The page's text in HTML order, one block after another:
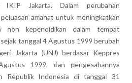
IKIP Jakarta. Dalam perubahan
amanat untuk meningkatkan
non kependidikan dalam tempat
tanggal 4 Agustus 1999 berubah
Jakarta (UNJ) berdasar Keppres
1999, dan pengesahannya
Republik Indonesia di tanggal 31